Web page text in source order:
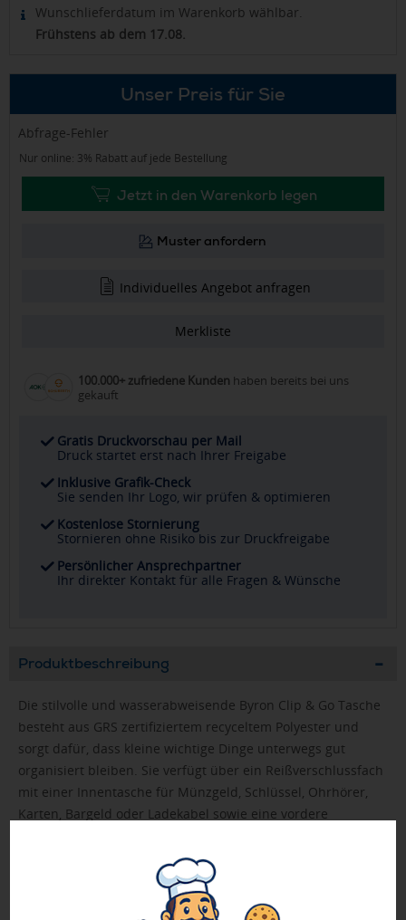
Wunschlieferdatum im Warenkorb wählbar.
Frühstens ab dem 17.08.
Unser Preis für Sie
Abfrage-Fehler
Nur online: 3% Rabatt auf jede Bestellung
Jetzt in den Warenkorb legen
Muster anfordern
Individuelles Angebot anfragen
Merkliste
100.000+ zufriedene Kunden haben bereits bei uns
gekauft
Gratis Druckvorschau per Mail
Druck startet erst nach Ihrer Freigabe
Inklusive Grafik-Check
Sie senden Ihr Logo, wir prüfen & optimieren
Kostenlose Stornierung
Stornieren ohne Risiko bis zur Druckfreigabe
Persönlicher Ansprechpartner
Ihr direkter Kontakt für alle Fragen & Wünsche
Produktbeschreibung
Die stilvolle und wasserabweisende Byron Clip & Go Tasche
besteht aus GRS zertifiziertem recyceltem Polyester und
sorgt dafür, dass kleine wichtige Dinge unterwegs gut
organisiert bleiben. Sie verfügt über ein Reißverschlussfach
mit einer Innentasche für Münzgeld, Schlüssel, Ohrhörer,
Karten, Bargeld oder Ladekabel sowie eine vordere
Karabinerhakens lässt sich die Tasche sicher an Rucksäcken,
Gürteln, Sporttaschen oder Gepäckstücken befestigen,
sodass Ihre Gegenstände beim Pendeln oder auf Reisen